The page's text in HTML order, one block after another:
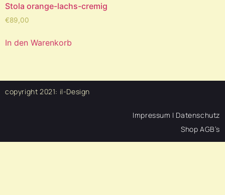
Stola orange-lachs-cremig
€89,00
In den Warenkorb
copyright 2021: il-Design
Impressum | Datenschutz
Shop AGB’s